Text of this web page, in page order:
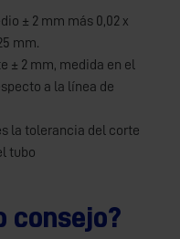
± 2 mm más 0,02 x
mm.
± 2 mm, medida en el
a la línea de
la tolerancia del corte
tubo
consejo?